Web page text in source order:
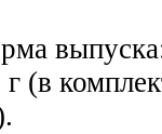
г (в